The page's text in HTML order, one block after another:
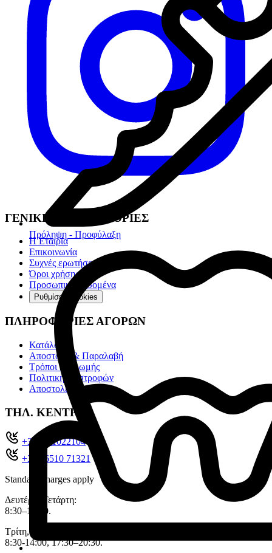
Πρόληψη - Προφύλαξη
ΓΕΝΙΚΕΣ ΠΛΗΡΟΦΟΡΙΕΣ
Η Εταιρία
Επικοινωνία
Συχνές ερωτήσεις
Όροι χρήσης
Προσωπικά Δεδομένα
Ρυθμίσεις cookies
ΠΛΗΡΟΦΟΡΙΕΣ ΑΓΟΡΩΝ
Κατάλογοι
Αποστολή & Παραλαβή
Τρόποι πληρωμής
Πολιτική επιστροφών
Αποστολές Box Now
ΤΗΛ. ΚΕΝΤΡΟ
+302651022104
+30 26510 71321
Standard charges apply
Δευτέρα, Τετάρτη:
8:30–14:00.
Τρίτη, Πέμπτη, Παρασκευή:
8:30-14:00, 17:30–20:30.